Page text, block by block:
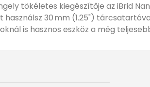
tökéletes kiegészítője az iBrid
30 mm (1.25")
is hasznos eszköz a még